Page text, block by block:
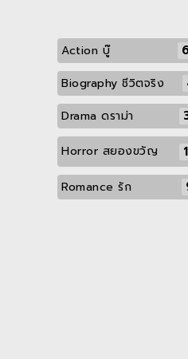
Action บู๊
Biography ชีวิตจริง
Drama ดราม่า
Horror สยองขวัญ
Romance รัก